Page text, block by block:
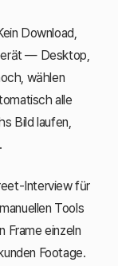
Download,
— Desktop,
wählen
alle
Bild laufen,
Interview für
Tools
Frame einzeln
Footage.